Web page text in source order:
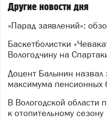
Другие новости дня
«Парад заявлений»:
Баскетболистки «Чевакаты» представят
Вологодчину на
Доцент Балынин назвал зарплату для получения
максимума пенсионных
В Вологодской области продолжается подготовка
к отопительному сезону